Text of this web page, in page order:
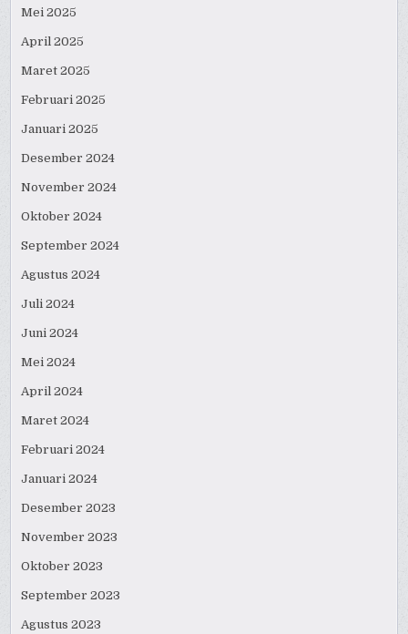
Mei 2025
April 2025
Maret 2025
Februari 2025
Januari 2025
Desember 2024
November 2024
Oktober 2024
September 2024
Agustus 2024
Juli 2024
Juni 2024
Mei 2024
April 2024
Maret 2024
Februari 2024
Januari 2024
Desember 2023
November 2023
Oktober 2023
September 2023
Agustus 2023